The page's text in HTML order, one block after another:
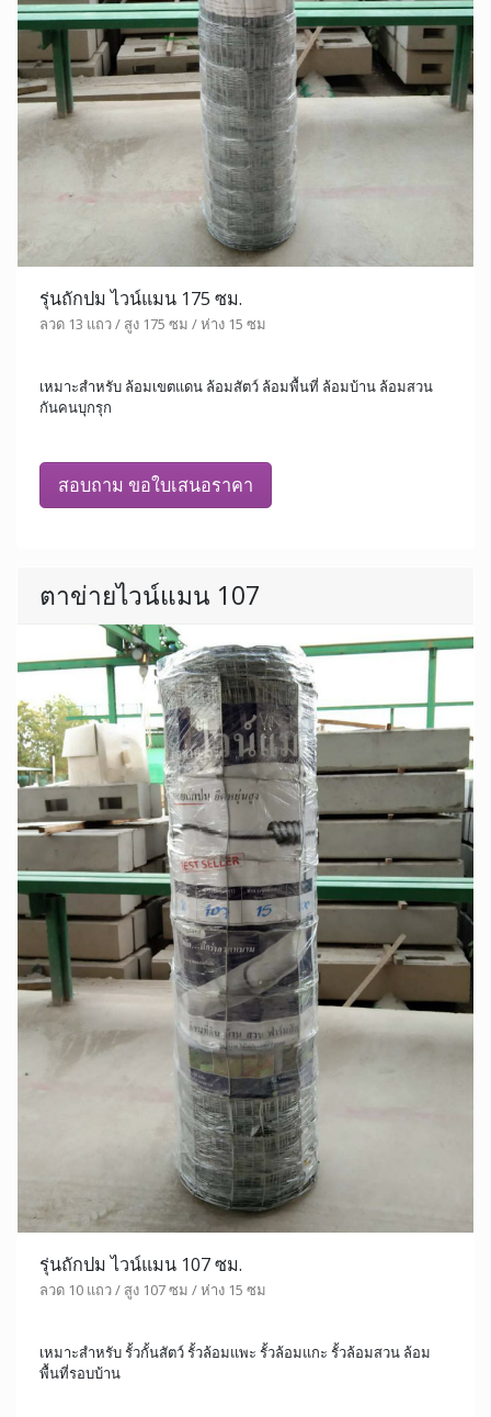
รุ่นถักปม ไวน์แมน 175 ซม.
ลวด 13 แถว / สูง 175 ซม / ห่าง 15 ซม
เหมาะสำหรับ ล้อมเขตแดน ล้อมสัตว์ ล้อมพื้นที่ ล้อมบ้าน ล้อมสวน
กันคนบุกรุก
สอบถาม ขอใบเสนอราคา
ตาข่ายไวน์แมน 107
รุ่นถักปม ไวน์แมน 107 ซม.
ลวด 10 แถว / สูง 107 ซม / ห่าง 15 ซม
เหมาะสำหรับ รั้วกั้นสัตว์ รั้วล้อมแพะ รั้วล้อมแกะ รั้วล้อมสวน ล้อม
พื้นที่รอบบ้าน